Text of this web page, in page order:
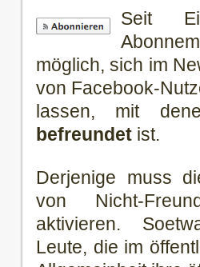
Seit
möglich, sich im
von Facebook-
lassen, mit
befreundet ist.
Derjenige muss
von Nicht-
aktivieren.
Leute, die im